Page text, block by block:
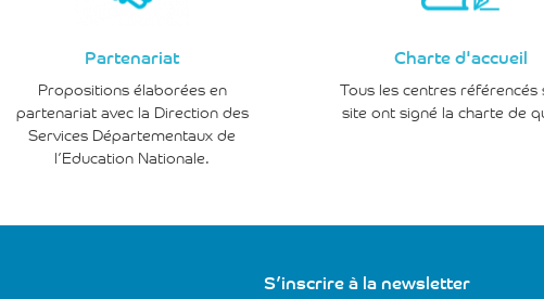
Partenariat
Propositions élaborées en
partenariat avec la Direction des
Services Départementaux de
l’Education Nationale.
Charte d'accueil
Tous les centres référencés
site ont signé la charte de
S’inscrire à la newsletter